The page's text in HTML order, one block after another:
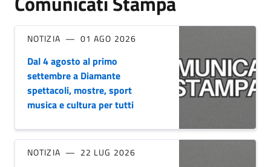
NOTIZIA 01 AGO 2026
Dal 4 agosto al primo
settembre a Diamante
spettacoli, mostre, sport
musica e cultura per tutti
NOTIZIA 22 LUG 2026